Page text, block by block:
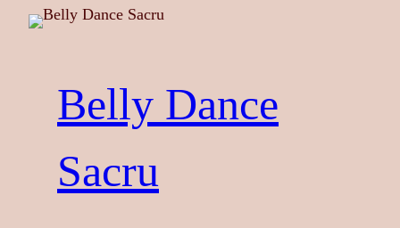
Belly Dance
Sacru